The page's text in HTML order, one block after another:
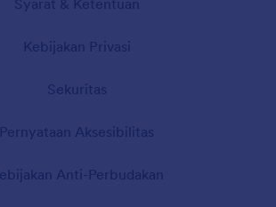
Kebijakan Privasi
Sekuritas
Pernyataan Aksesibilitas
Anti-Perbudakan